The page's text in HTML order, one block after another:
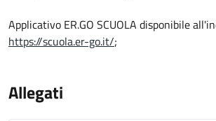
Applicativo ER.GO SCUOLA disponibile
https://scuola.er-go.it/;
Allegati